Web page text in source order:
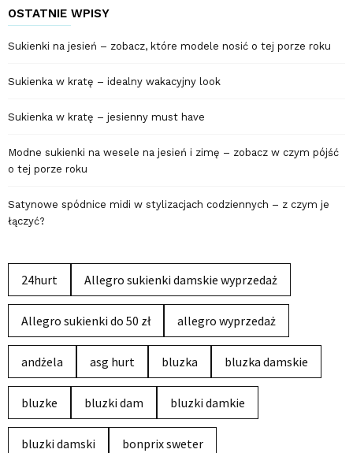
OSTATNIE WPISY
Sukienki na jesień – zobacz, które modele nosić o tej porze roku
Sukienka w kratę – idealny wakacyjny look
Sukienka w kratę – jesienny must have
Modne sukienki na wesele na jesień i zimę – zobacz w czym pójść
o tej porze roku
Satynowe spódnice midi w stylizacjach codziennych – z czym je
łączyć?
24hurt Allegro sukienki damskie wyprzedaż
Allegro sukienki do 50 zł allegro wyprzedaż
andżela asg hurt bluzka bluzka damskie
bluzke bluzki dam bluzki damkie
bluzki damski bonprix sweter